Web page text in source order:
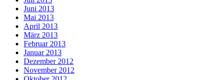
Juni 2013
Mai 2013
April 2013
März 2013
Februar 2013
Januar 2013
Dezember 2012
November 2012